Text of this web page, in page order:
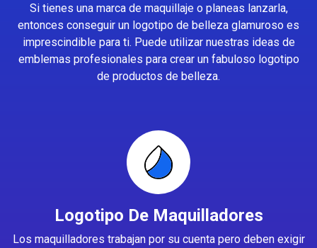
Si tienes una marca de maquillaje o planeas lanzarla,
entonces conseguir un logotipo de belleza glamuroso es
imprescindible para ti. Puede utilizar nuestras ideas de
emblemas profesionales para crear un fabuloso logotipo
de productos de belleza.
Logotipo De Maquilladores
Los maquilladores trabajan por su cuenta pero deben exigir